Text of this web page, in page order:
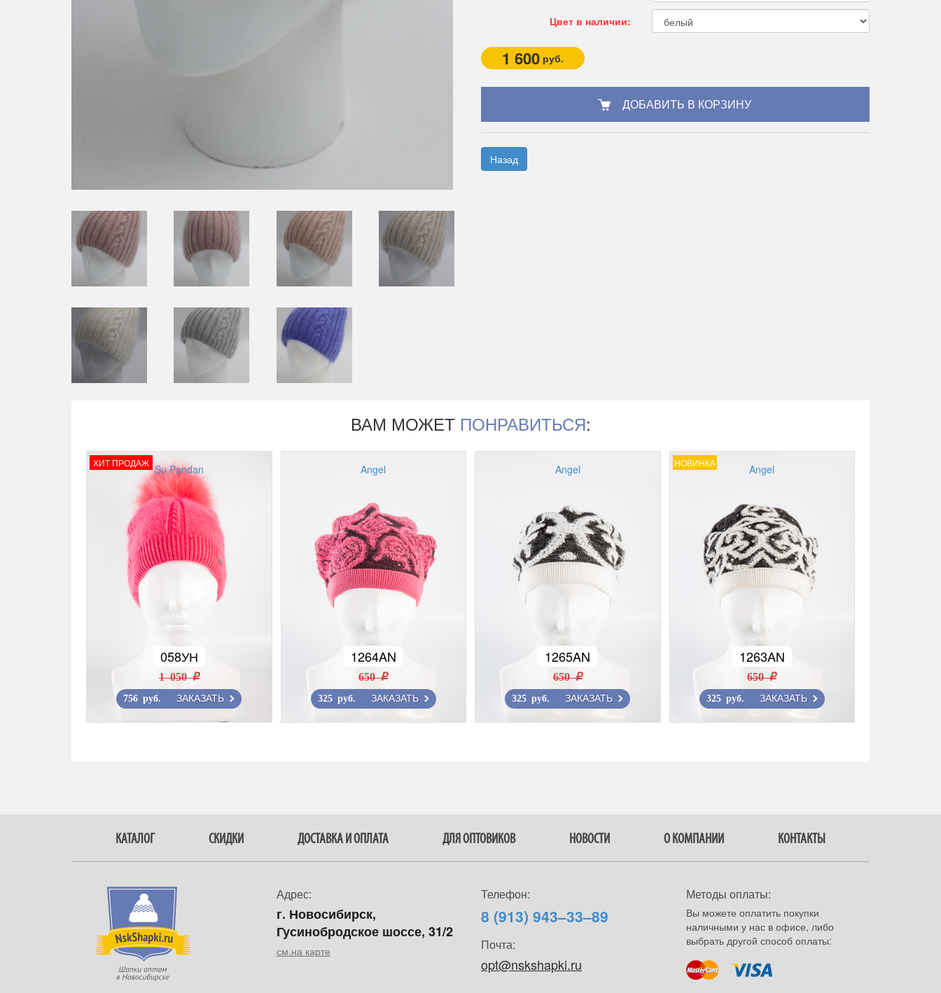
Цвет в наличии:
1 600 руб.
Назад
ВАМ МОЖЕТ ПОНРАВИТЬСЯ:
ХИТ ПРОДАЖ Su Pandan
058УН
1 050 r
756 руб. ЗАКАЗАТЬ
Angel
1264AN
650 r
325 руб. ЗАКАЗАТЬ
Angel
1265AN
650 r
325 руб. ЗАКАЗАТЬ
НОВИНКА Angel
1263AN
650 r
325 руб. ЗАКАЗАТЬ
КАТАЛОГ СКИДКИ ДОСТАВКА И ОПЛАТА ДЛЯ ОПТОВИКОВ НОВОСТИ О КОМПАНИИ КОНТАКТЫ
Адрес:
г. Новосибирск,
Гусинобродское шоссе, 31/2
см.на карте
Телефон:
8 (913) 943–33–89
Почта:
opt@nskshapki.ru
Методы оплаты:
Вы можете оплатить покупки
наличными у нас в офисе, либо
выбрать другой способ оплаты: